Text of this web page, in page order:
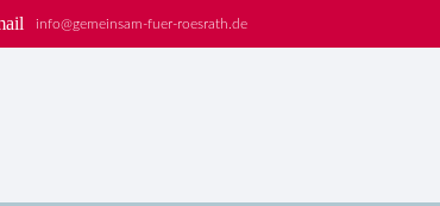
info@gemeinsam-fuer-roesrath.de